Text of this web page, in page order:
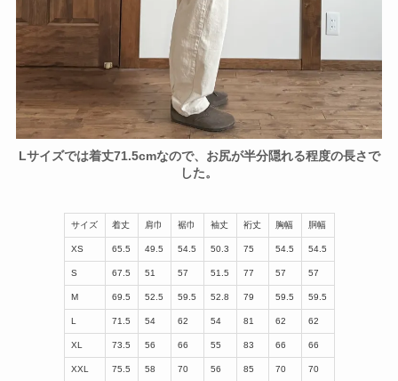
Lサイズでは着丈71.5cmなので、お尻が半分隠れる程度の長さで
した。
サイズ 着丈 肩巾 裾巾 袖丈 裄丈 胸幅 胴幅
XS 65.5 49.5 54.5 50.3 75 54.5 54.5
S 67.5 51 57 51.5 77 57 57
M 69.5 52.5 59.5 52.8 79 59.5 59.5
L 71.5 54 62 54 81 62 62
XL 73.5 56 66 55 83 66 66
XXL 75.5 58 70 56 85 70 70